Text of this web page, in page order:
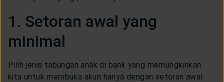
1. Setoran awal yang
minimal
Pilih jenis tabungan anak di bank yang memungkinkan
kita untuk membuka akun hanya dengan setoran awal